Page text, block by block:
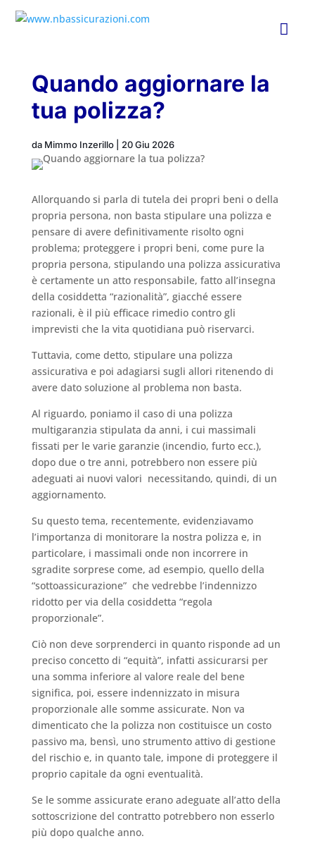

Quando aggiornare la
tua polizza?
da Mimmo Inzerillo| 20 Giu 2026
Allorquando si parla di tutela dei propri beni o della
propria persona, non basta stipulare una polizza e
pensare di avere definitivamente risolto ogni
problema; proteggere i propri beni, come pure la
propria persona, stipulando una polizza assicurativa
è certamente un atto responsabile, fatto all’insegna
della cosiddetta “razionalità”, giacché essere
razionali, è il più efficace rimedio contro gli
imprevisti che la vita quotidiana può riservarci.
Tuttavia, come detto, stipulare una polizza
assicurativa e poi adagiarsi sugli allori ritenendo di
avere dato soluzione al problema non basta.
Al riguardo, poniamo il caso di una polizza
multigaranzia stipulata da anni, i cui massimali
fissati per le varie garanzie (incendio, furto ecc.),
dopo due o tre anni, potrebbero non essere più
adeguati ai nuovi valori necessitando, quindi, di un
aggiornamento.
Su questo tema, recentemente, evidenziavamo
l’importanza di monitorare la nostra polizza e, in
particolare, i massimali onde non incorrere in
sgradite sorprese come, ad esempio, quello della
“sottoassicurazione” che vedrebbe l’indennizzo
ridotto per via della cosiddetta “regola
proporzionale”.
Ciò non deve sorprenderci in quanto risponde ad un
preciso concetto di “equità”, infatti assicurarsi per
una somma inferiore al valore reale del bene
significa, poi, essere indennizzato in misura
proporzionale alle somme assicurate. Non va
dimenticato che la polizza non costituisce un costo
passivo ma, bensì, uno strumento attivo di gestione
del rischio e, in quanto tale, impone di proteggere il
proprio capitale da ogni eventualità.
Se le somme assicurate erano adeguate all’atto della
sottoscrizione del contratto potrebbero non esserlo
più dopo qualche anno.